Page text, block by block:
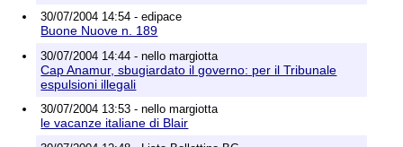
30/07/2004 14:54 - edipace
Buone Nuove n. 189
30/07/2004 14:44 - nello margiotta
Cap Anamur, sbugiardato il governo: per il Tribunale
espulsioni illegali
30/07/2004 13:53 - nello margiotta
le vacanze italiane di Blair